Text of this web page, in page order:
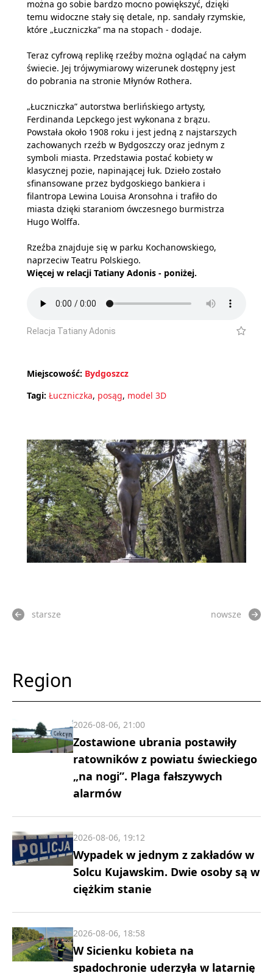
można go sobie bardzo mocno powiększyć, dzięki
temu widoczne stały się detale, np. sandały rzymskie,
które „Łuczniczka” ma na stopach - dodaje.
Teraz cyfrową replikę rzeźby można oglądać na całym
świecie. Jej trójwymiarowy wizerunek dostępny jest
do pobrania na stronie Młynów Rothera.
„Łuczniczka” autorstwa berlińskiego artysty,
Ferdinanda Lepckego jest wykonana z brązu.
Powstała około 1908 roku i jest jedną z najstarszych
zachowanych rzeźb w Bydgoszczy oraz jednym z
symboli miasta. Przedstawia postać kobiety w
klasycznej pozie, napinającej łuk. Dzieło zostało
sfinansowane przez bydgoskiego bankiera i
filantropa Lewina Louisa Aronsohna i trafiło do
miasta dzięki staraniom ówczesnego burmistrza
Hugo Wolffa.
Rzeźba znajduje się w parku Kochanowskiego,
naprzeciw Teatru Polskiego.
Więcej w relacji Tatiany Adonis - poniżej.
Relacja Tatiany Adonis
Miejscowość: Bydgoszcz
Tagi: Łuczniczka, posąg, model 3D
starsze nowsze
Region
Zostawione ubrania postawiły
ratowników z powiatu świeckiego
„na nogi”. Plaga fałszywych
alarmów
2026-08-06, 21:00
Wypadek w jednym z zakładów w
Solcu Kujawskim. Dwie osoby są w
ciężkim stanie
2026-08-06, 19:12
W Sicienku kobieta na
spadochronie uderzyła w latarnię
2026-08-06, 18:58